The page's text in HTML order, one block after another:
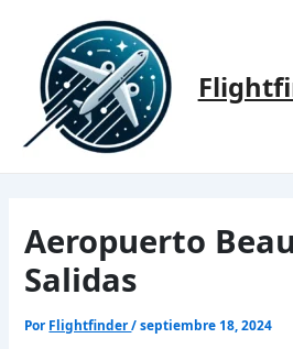
contenido
Aeropuerto
Salidas
Por Flightfinder/septiembre 18, 2024